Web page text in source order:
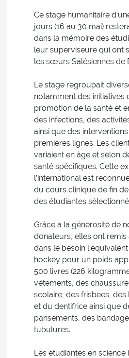
Ce stage humanitaire
jours (16 au 30 mai)
dans la mémoire des
leur superviseure qui ont
les sœurs Salésiennes de
Le stage regroupait
notamment des initiatives
promotion de la santé et
des infections, des
ainsi que des
premières lignes. Les
variaient en âge et selon
santé spécifiques. Cette
l’international est
du cours clinique de fin
des étudiantes
Grâce à la générosité de
donateurs, elles ont remis
dans le besoin
hockey pour un poids
500 livres (226
vêtements, des
scolaire, des frisbees,
et du dentifrice ainsi que
pansements, des
tubulures.
Les étudiantes en science